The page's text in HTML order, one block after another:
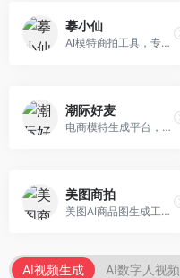
摹小仙
AI模特商拍工具，专注于服装电商。面向服装电商卖家，提供虚拟模特试穿、商品展示图生成等服务，模特形象多样，拍摄成本低。
潮际好麦
电商模特生成平台，支持AI虚拟模特创作。面向服装和配饰电商，提供模特试穿、商品展示、营销素材生成等服务，模特形象可定制。
美图商拍
美图AI商品图生成工具，整合美图生态。面向电商卖家，提供商品图美化、模特替换、场景生成等服务，移动端操作便捷。
AI视频生成 AI数字人视频